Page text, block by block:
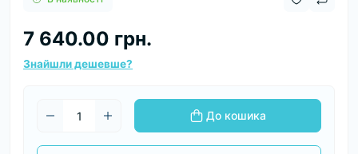
7 640.00 грн.
Знайшли дешевше?
До кошика